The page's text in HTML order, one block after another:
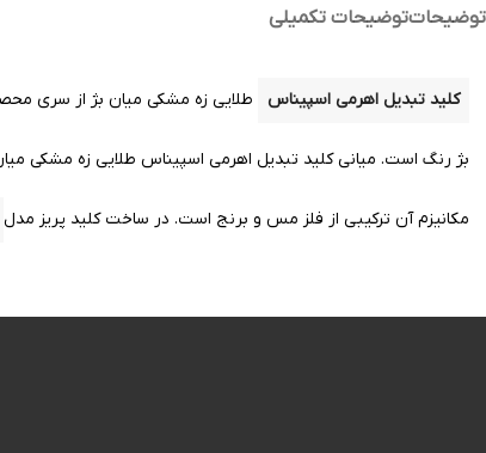
توضیحاتتوضیحات تکمیلی
کلید تبدیل اهرمی اسپیناس طلایی زه مشکی میان بژ از سری
بژ رنگ است. میانی کلید تبدیل اهرمی اسپیناس طلایی زه مشکی
مکانیزم آن ترکیبی از فلز مس و برنج است. در ساخت کلید پریز مدل